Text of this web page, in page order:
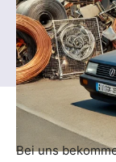
Bei uns